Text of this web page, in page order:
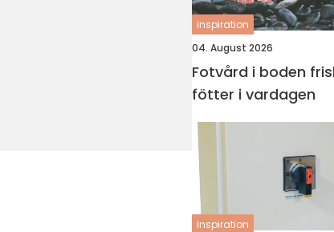
inspiration
04. August 2026
Fotvård i boden friskare
fötter i vardagen
inspiration